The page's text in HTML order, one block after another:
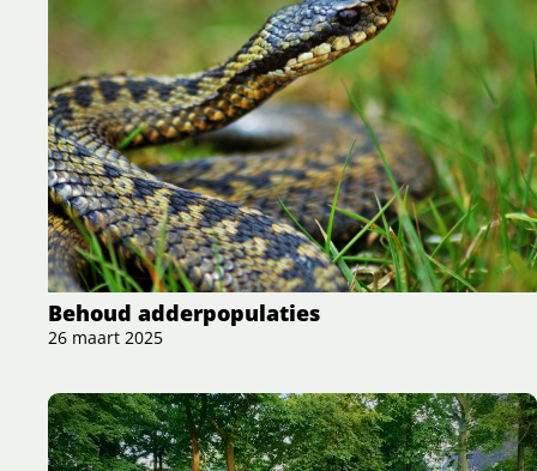
Behoud adderpopulaties
26 maart 2025